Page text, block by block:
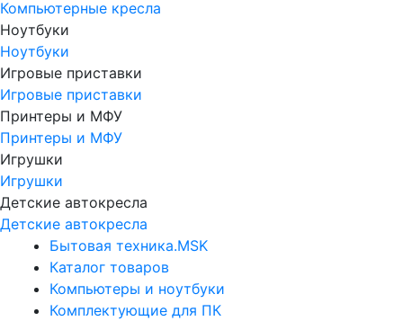
Компьютерные кресла
Ноутбуки
Ноутбуки
Игровые приставки
Игровые приставки
Принтеры и МФУ
Принтеры и МФУ
Игрушки
Игрушки
Детские автокресла
Детские автокресла
Бытовая техника.MSK
Каталог товаров
Компьютеры и ноутбуки
Комплектующие для ПК